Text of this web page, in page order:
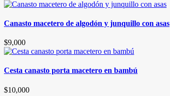
Canasto macetero de algodón y junquillo con asas
$9,000
Cesta canasto porta macetero en bambú
$10,000